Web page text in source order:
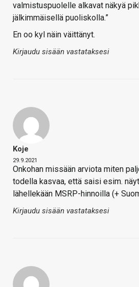
valmistuspuolelle alkavat näkyä
jälkimmäisellä puoliskolla.”
En oo kyl näin väittänyt.
Kirjaudu sisään vastataksesi
Koje
29.9.2021
Onkohan missään arviota miten
todella kasvaa, että saisi esim.
lähellekään MSRP-hinnoilla (+
Kirjaudu sisään vastataksesi